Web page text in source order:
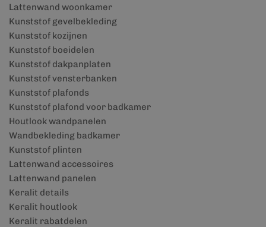
Lattenwand woonkamer
Kunststof gevelbekleding
Kunststof kozijnen
Kunststof boeidelen
Kunststof dakpanplaten
Kunststof vensterbanken
Kunststof plafonds
Kunststof plafond voor badkamer
Houtlook wandpanelen
Wandbekleding badkamer
Kunststof plinten
Lattenwand accessoires
Lattenwand panelen
Keralit details
Keralit houtlook
Keralit rabatdelen